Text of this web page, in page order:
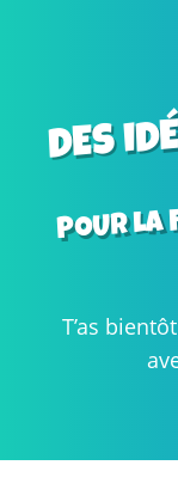
DES
POUR LA
T’as